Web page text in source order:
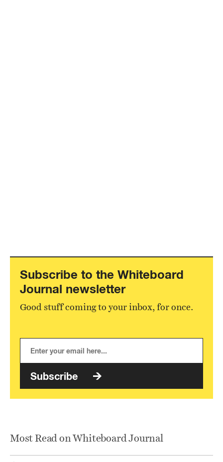
Subscribe to the Whiteboard
Journal newsletter
Good stuff coming to your inbox, for once.
Subscribe
Most Read on Whiteboard Journal